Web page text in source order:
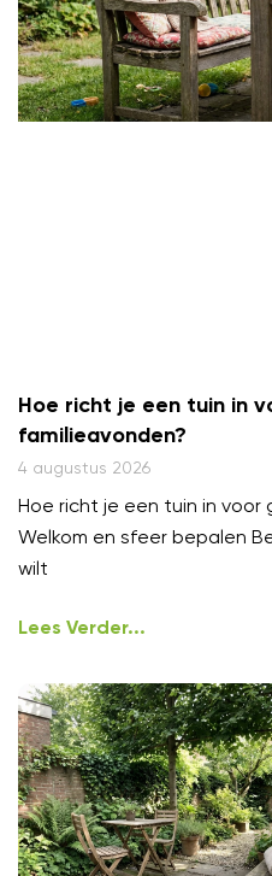
Hoe richt je een tuin in
familieavonden?
4 augustus 2026
Hoe richt je een tuin in voor
Welkom en sfeer bepalen
wilt
Lees Verder...